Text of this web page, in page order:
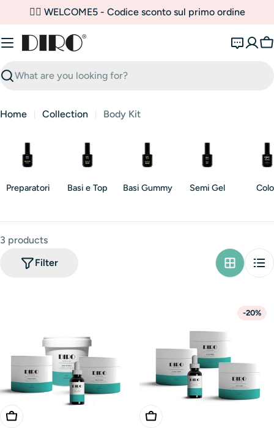
content
✌🏼 WELCOME5 - Codice sconto sul primo ordine
Search
Home Collection Body Kit
Preparatori Basi e Top Basi Gummy Semi Gel
3 products
Filter
Add To Cart
-20%
Add To Cart